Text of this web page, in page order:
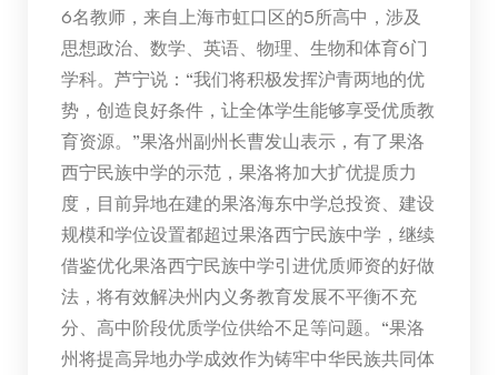
6名教师，来自上海市虹口区的5所高中，涉及
思想政治、数学、英语、物理、生物和体育6门
学科。芦宁说：“我们将积极发挥沪青两地的优
势，创造良好条件，让全体学生能够享受优质教
育资源。”果洛州副州长曹发山表示，有了果洛
西宁民族中学的示范，果洛将加大扩优提质力
度，目前异地在建的果洛海东中学总投资、建设
规模和学位设置都超过果洛西宁民族中学，继续
借鉴优化果洛西宁民族中学引进优质师资的好做
法，将有效解决州内义务教育发展不平衡不充
分、高中阶段优质学位供给不足等问题。“果洛
州将提高异地办学成效作为铸牢中华民族共同体